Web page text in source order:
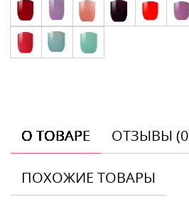
О ТОВАРЕ ОТЗЫВЫ
ПОХОЖИЕ ТОВАРЫ